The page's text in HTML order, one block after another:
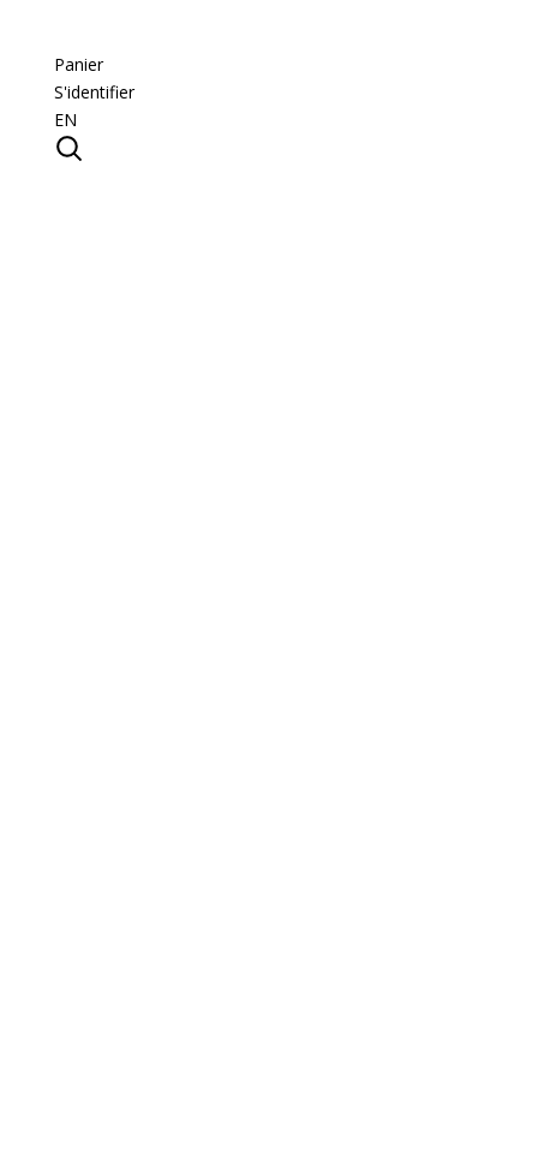
Panier
S'identifier
EN